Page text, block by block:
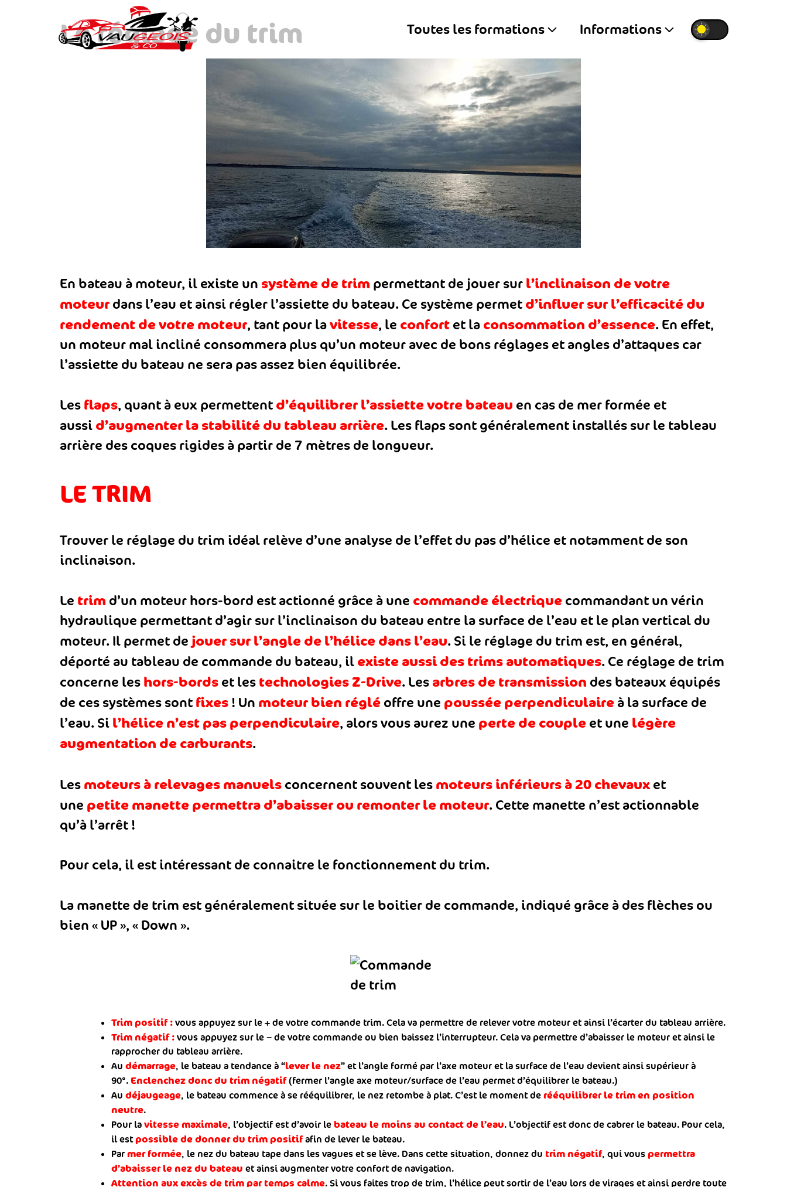
Toutes les formations Informations
Le réglage du trim
En bateau à moteur, il existe un système de trim permettant de jouer sur l’inclinaison de votre
moteur dans l’eau et ainsi régler l’assiette du bateau. Ce système permet d’influer sur l’efficacité du
rendement de votre moteur, tant pour lavitesse, le confort et la consommation d’essence. En effet,
un moteur mal incliné consommera plus qu’un moteur avec de bons réglages et angles d’attaques car
l’assiette du bateau ne sera pas assez bien équilibrée.
Les flaps, quant à eux permettent d’équilibrer l’assiette votre bateau en cas de mer formée et
aussi d’augmenter la stabilité du tableau arrière. Les flaps sont généralement installés sur le tableau
arrière des coques rigides à partir de 7 mètres de longueur.
LE TRIM
Trouver le réglage du trim idéal relève d’une analyse de l’effet du pas d’hélice et notamment de son
inclinaison.
Le trim d’un moteur hors-bord est actionné grâce à une commande électrique commandant un vérin
hydraulique permettant d’agir sur l’inclinaison du bateau entre la surface de l’eau et le plan vertical du
moteur. Il permet de jouer sur l’angle de l’hélice dans l’eau. Si le réglage du trim est, en général,
déporté au tableau de commande du bateau, il existe aussi des trims automatiques. Ce réglage de trim
concerne les hors-bords et les technologies Z-Drive. Les arbres de transmission des bateaux équipés
de ces systèmes sont fixes ! Un moteur bien réglé offre une poussée perpendiculaire à la surface de
l’eau. Si l’hélice n’est pas perpendiculaire, alors vous aurez une perte de couple et une légère
augmentation de carburants.
Les moteurs à relevages manuels concernent souvent les moteurs inférieurs à 20 chevauxet
une petite manette permettra d’abaisser ou remonter le moteur. Cette manette n’est actionnable
qu’à l’arrêt !
Pour cela, il est intéressant de connaitre le fonctionnement du trim.
La manette de trim est généralement située sur le boitier de commande, indiqué grâce à des flèches ou
bien « UP », « Down ».
Trim positif :vous appuyez sur le + de votre commande trim. Cela va permettre de relever votre moteur et ainsi l’écarter du tableau arrière.
Trim négatif :vous appuyez sur le – de votre commande ou bien baissez l’interrupteur. Cela va permettre d’abaisser le moteur et ainsi le
rapprocher du tableau arrière.
Au démarrage, le bateau a tendance à “lever le nez” et l’angle formé par l’axe moteur et la surface de l’eau devient ainsi supérieur à
90°.Enclenchez donc du trim négatif(fermer l’angle axe moteur/surface de l’eau permet d’équilibrer le bateau.)
Au déjaugeage, le bateau commence à se rééquilibrer, le nez retombe à plat. C’est le moment de rééquilibrer le trim en position
neutre.
Pour lavitesse maximale, l’objectif est d’avoir lebateau le moins au contact de l’eau. L’objectif est donc de cabrer le bateau. Pour cela,
il estpossible de donner du trim positifafin de lever le bateau.
Parmer formée, le nez du bateau tape dans les vagues et se lève. Dans cette situation, donnez du trim négatif, qui vouspermettra
d’abaisser le nez du bateau et ainsi augmenter votre confort de navigation.
Attention aux excès de trim par temps calme. Si vous faites trop de trim, l’hélice peut sortir de l’eau lors de virages et ainsi perdre toute